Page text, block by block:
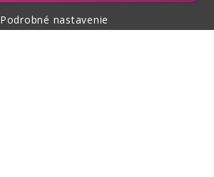
Podrobné nastavenie